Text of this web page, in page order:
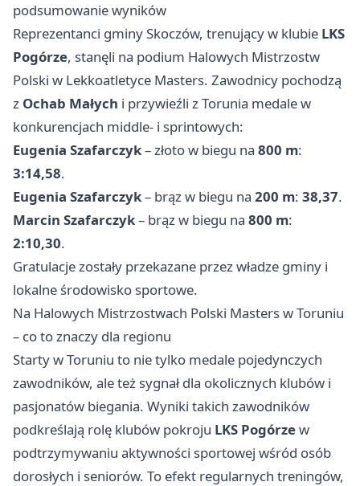
podsumowanie wyników
Reprezentanci gminy Skoczów, trenujący w klubie LKS
Pogórze, stanęli na podium Halowych Mistrzostw
Polski w Lekkoatletyce Masters. Zawodnicy pochodzą
z Ochab Małych i przywieźli zTorunia medale w
konkurencjach middle- i sprintowych:
Eugenia Szafarczyk– złoto w biegu na 800 m:
3:14,58.
Eugenia Szafarczyk– brąz w biegu na 200 m: 38,37.
Marcin Szafarczyk– brąz w biegu na 800 m:
2:10,30.
Gratulacje zostały przekazane przez władze gminy i
lokalne środowisko sportowe.
Na Halowych Mistrzostwach Polski Masters w Toruniu
– co to znaczy dla regionu
Starty w Toruniu to nie tylko medale pojedynczych
zawodników, ale też sygnał dla okolicznych klubów i
pasjonatów biegania. Wyniki takich zawodników
podkreślają rolę klubów pokroju LKS Pogórzew
podtrzymywaniu aktywności sportowej wśród osób
dorosłych i seniorów. To efekt regularnych treningów,